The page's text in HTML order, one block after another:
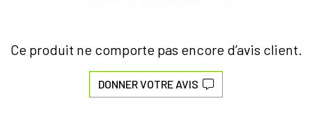
Ce produit ne comporte pas encore d’avis client.
DONNER VOTRE AVIS